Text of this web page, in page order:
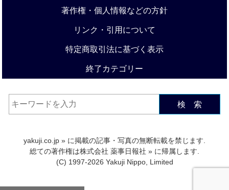
著作権・個人情報などの方針
リンク・引用について
特定商取引法に基づく表示
終了カテゴリー
検 索
yakuji.co.jp » に掲載の記事・写真の無断転載を禁じます.
総ての著作権は株式会社 薬事日報社 » に帰属します.
(C) 1997-2026 Yakuji Nippo, Limited